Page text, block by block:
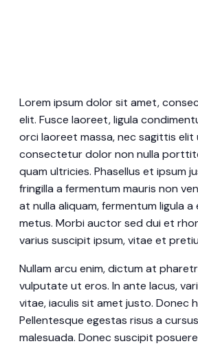
Lorem ipsum dolor sit amet,
elit. Fusce laoreet, ligula
orci laoreet massa, nec sagittis elit
consectetur dolor non nulla
quam ultricies. Phasellus et ipsum
fringilla a fermentum mauris non
at nulla aliquam, fermentum ligula
metus. Morbi auctor sed dui et
varius suscipit ipsum, vitae et
Nullam arcu enim, dictum at
vulputate ut eros. In ante lacus,
vitae, iaculis sit amet justo. Donec
Pellentesque egestas risus a
malesuada. Donec suscipit